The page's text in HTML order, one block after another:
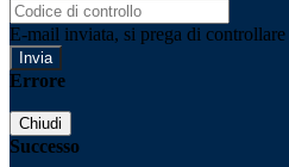
E-mail inviata, si prega di
Errore
Chiudi
Successo